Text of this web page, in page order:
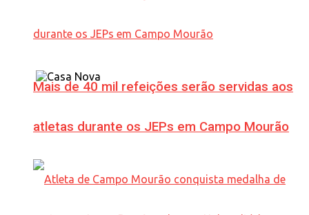
Mais de 40 mil refeições serão servidas aos
atletas durante os JEPs em Campo Mourão